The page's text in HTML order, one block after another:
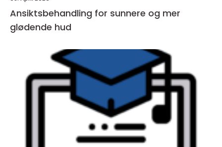
Ansiktsbehandling for sunnere og mer
glødende hud